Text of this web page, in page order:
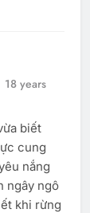
18 years
biết
cung
nắng
ngây ngô
khi rừng